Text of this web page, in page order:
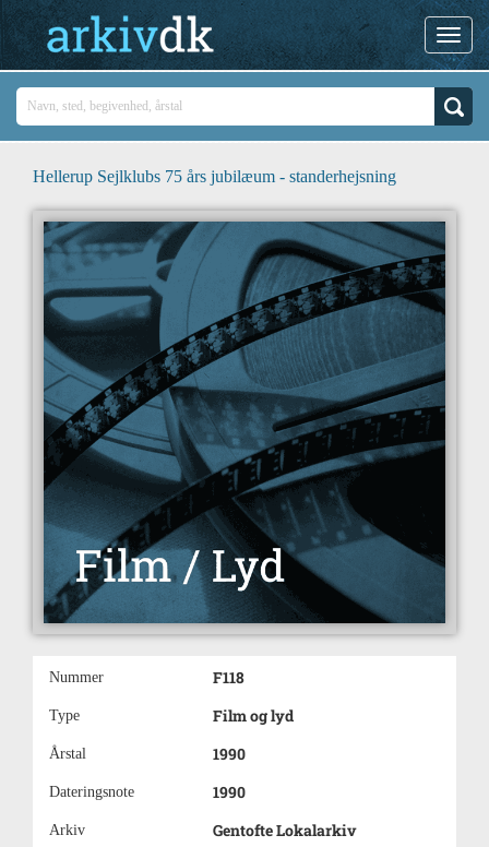
Hellerup Sejlklubs 75 års jubilæum - standerhejsning
Nummer F118
Type Film og lyd
Årstal 1990
Dateringsnote 1990
Arkiv Gentofte Lokalarkiv